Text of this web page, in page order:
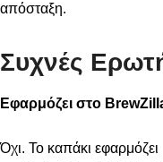
απόσταξη.
Συχνές
Εφαρμόζει στο
Όχι. Το καπάκι